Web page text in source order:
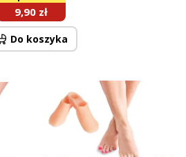
9,90 zł
Do koszyka